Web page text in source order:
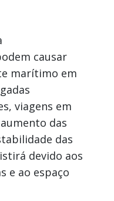
causar
marítimo em
viagens em
das
das
devido aos
e ao espaço